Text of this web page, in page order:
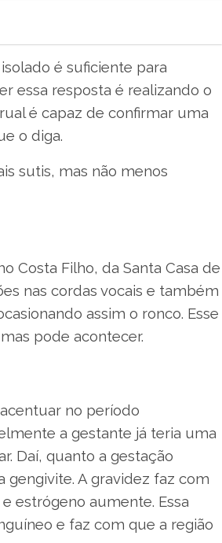
é suficiente para
essa resposta é realizando o
é capaz de confirmar uma
o diga.
sutis, mas não menos
Costa Filho, da Santa Casa de
nas cordas vocais e também
assim o ronco. Esse
pode acontecer.
no período
a gestante já teria uma
Daí, quanto a gestação
gengivite. A gravidez faz com
estrógeno aumente. Essa
e faz com que a região